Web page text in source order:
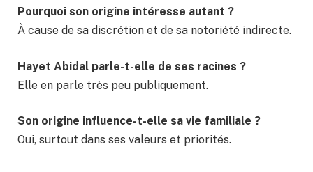
Pourquoi son origine intéresse autant ?
À cause de sa discrétion et de sa notoriété indirecte.
Hayet Abidal parle-t-elle de ses racines ?
Elle en parle très peu publiquement.
Son origine influence-t-elle sa vie familiale ?
Oui, surtout dans ses valeurs et priorités.